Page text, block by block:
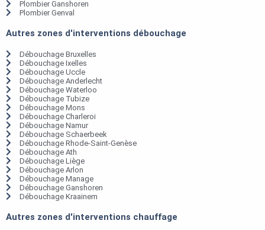
Plombier Ganshoren
Plombier Genval
Autres zones d'interventions débouchage
Débouchage Bruxelles
Débouchage Ixelles
Débouchage Uccle
Débouchage Anderlecht
Débouchage Waterloo
Débouchage Tubize
Débouchage Mons
Débouchage Charleroi
Débouchage Namur
Débouchage Schaerbeek
Débouchage Rhode-Saint-Genèse
Débouchage Ath
Débouchage Liège
Débouchage Arlon
Débouchage Manage
Débouchage Ganshoren
Débouchage Kraainem
Autres zones d'interventions chauffage